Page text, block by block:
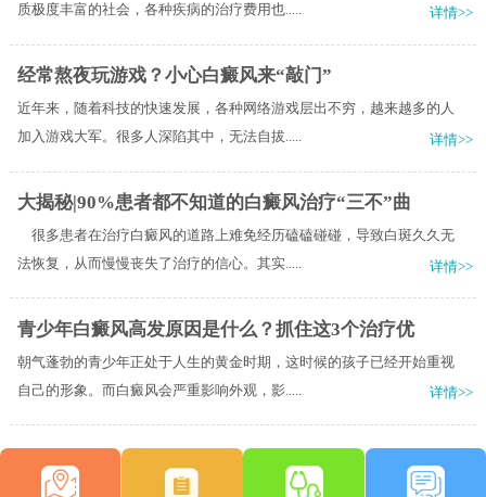
质极度丰富的社会，各种疾病的治疗费用也.....
详情>>
经常熬夜玩游戏？小心白癜风来“敲门”
近年来，随着科技的快速发展，各种网络游戏层出不穷，越来越多的人
加入游戏大军。很多人深陷其中，无法自拔.....
详情>>
大揭秘|90%患者都不知道的白癜风治疗“三不”曲
很多患者在治疗白癜风的道路上难免经历磕磕碰碰，导致白斑久久无
法恢复，从而慢慢丧失了治疗的信心。其实.....
详情>>
青少年白癜风高发原因是什么？抓住这3个治疗优
朝气蓬勃的青少年正处于人生的黄金时期，这时候的孩子已经开始重视
自己的形象。而白癜风会严重影响外观，影.....
详情>>